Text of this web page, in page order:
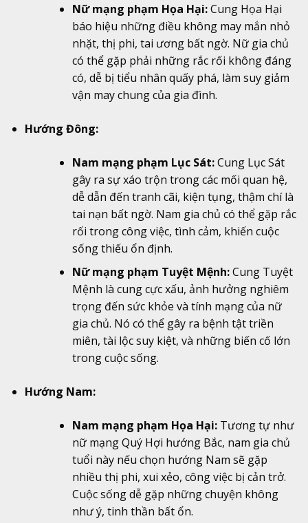
Nữ mạng phạm Họa Hại:Cung Họa Hại
báo hiệu những điều không may mắn nhỏ
nhặt, thị phi, tai ương bất ngờ. Nữ gia chủ
có thể gặp phải những rắc rối không đáng
có, dễ bị tiểu nhân quấy phá, làm suy giảm
vận may chung của gia đình.
Hướng Đông:
Nam mạng phạm Lục Sát:Cung Lục Sát
gây ra sự xáo trộn trong các mối quan hệ,
dễ dẫn đến tranh cãi, kiện tụng, thậm chí là
tai nạn bất ngờ. Nam gia chủ có thể gặp rắc
rối trong công việc, tình cảm, khiến cuộc
sống thiếu ổn định.
Nữ mạng phạm Tuyệt Mệnh:Cung Tuyệt
Mệnh là cung cực xấu, ảnh hưởng nghiêm
trọng đến sức khỏe và tính mạng của nữ
gia chủ. Nó có thể gây ra bệnh tật triền
miên, tài lộc suy kiệt, và những biến cố lớn
trong cuộc sống.
Hướng Nam:
Nam mạng phạm Họa Hại:Tương tự như
nữ mạng Quý Hợi hướng Bắc, nam gia chủ
tuổi này nếu chọn hướng Nam sẽ gặp
nhiều thị phi, xui xẻo, công việc bị cản trở.
Cuộc sống dễ gặp những chuyện không
như ý, tinh thần bất ổn.